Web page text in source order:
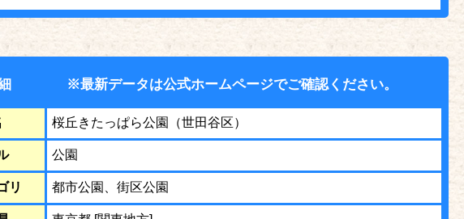
詳細 ※最新データは公式ホームページでご確認ください。
桜丘きたっぱら公園（世田谷区）
公園
リ 都市公園、街区公園